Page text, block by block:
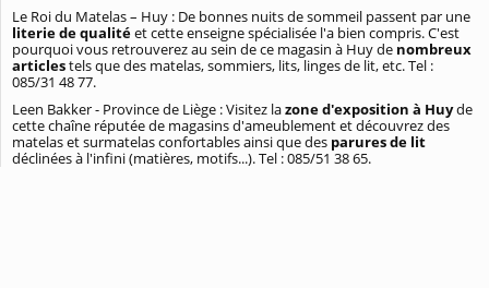
Le Roi du Matelas – Huy : De bonnes nuits de sommeil passent par une
literie de qualitéet cette enseigne spécialisée l'a bien compris. C'est
pourquoi vous retrouverez au sein de ce magasin à Huy de nombreux
articlestels que des matelas, sommiers, lits, linges de lit, etc. Tel :
085/31 48 77.
Leen Bakker - Province de Liège : Visitez lazone d'exposition à Huyde
cette chaîne réputée de magasins d'ameublement et découvrez des
matelas et surmatelas confortables ainsi que des parures de lit
déclinées à l'infini (matières, motifs...). Tel : 085/51 38 65.